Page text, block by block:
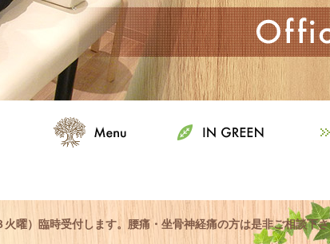
曜）臨時受付します。腰痛・坐骨神経痛の方は是非ご相談下さ